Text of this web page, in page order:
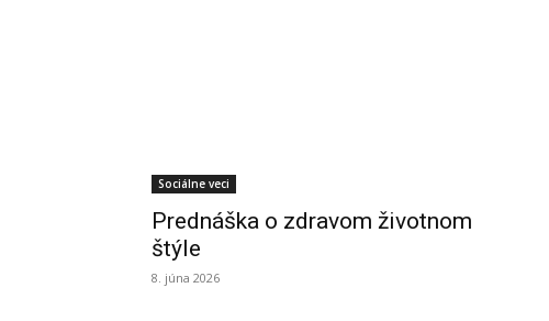
Sociálne veci
Prednáška o zdravom životnom
štýle
8. júna 2026